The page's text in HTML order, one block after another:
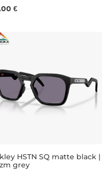
€
HSTN SQ matte black |
grey